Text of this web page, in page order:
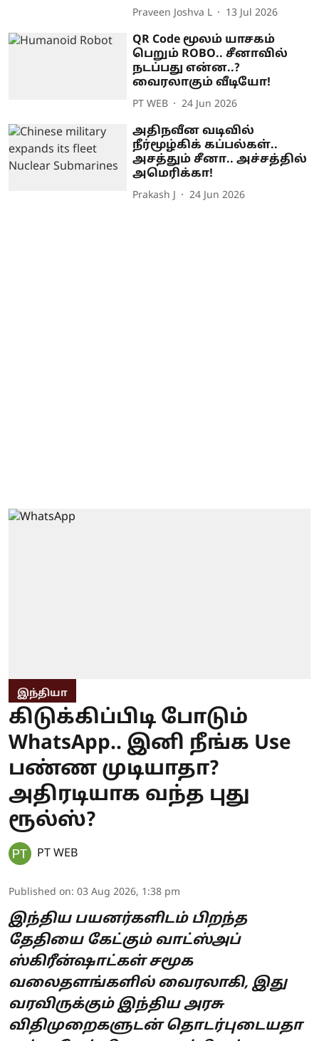
Praveen Joshva L 13 Jul 2026
QR Code மூலம் யாசகம்
பெறும் ROBO.. சீனாவில்
நடப்பது என்ன..?
வைரலாகும் வீடியோ!
PT WEB 24 Jun 2026
அதிநவீன வடிவில்
நீர்மூழ்கிக் கப்பல்கள்..
அசத்தும் சீனா.. அச்சத்தில்
அமெரிக்கா!
Prakash J 24 Jun 2026
இந்தியா
கிடுக்கிப்பிடி போடும்
WhatsApp.. இனி நீங்க Use
பண்ண முடியாதா?
அதிரடியாக வந்த புது
ரூல்ஸ்?
PT WEB
Published on: 03 Aug 2026, 1:38 pm
இந்திய பயனர்களிடம் பிறந்த
தேதியை கேட்கும் வாட்ஸ்அப்
ஸ்கிரீன்ஷாட்கள் சமூக
வலைதளங்களில் வைரலாகி, இது
வரவிருக்கும் இந்திய அரசு
விதிமுறைகளுடன் தொடர்புடையதா